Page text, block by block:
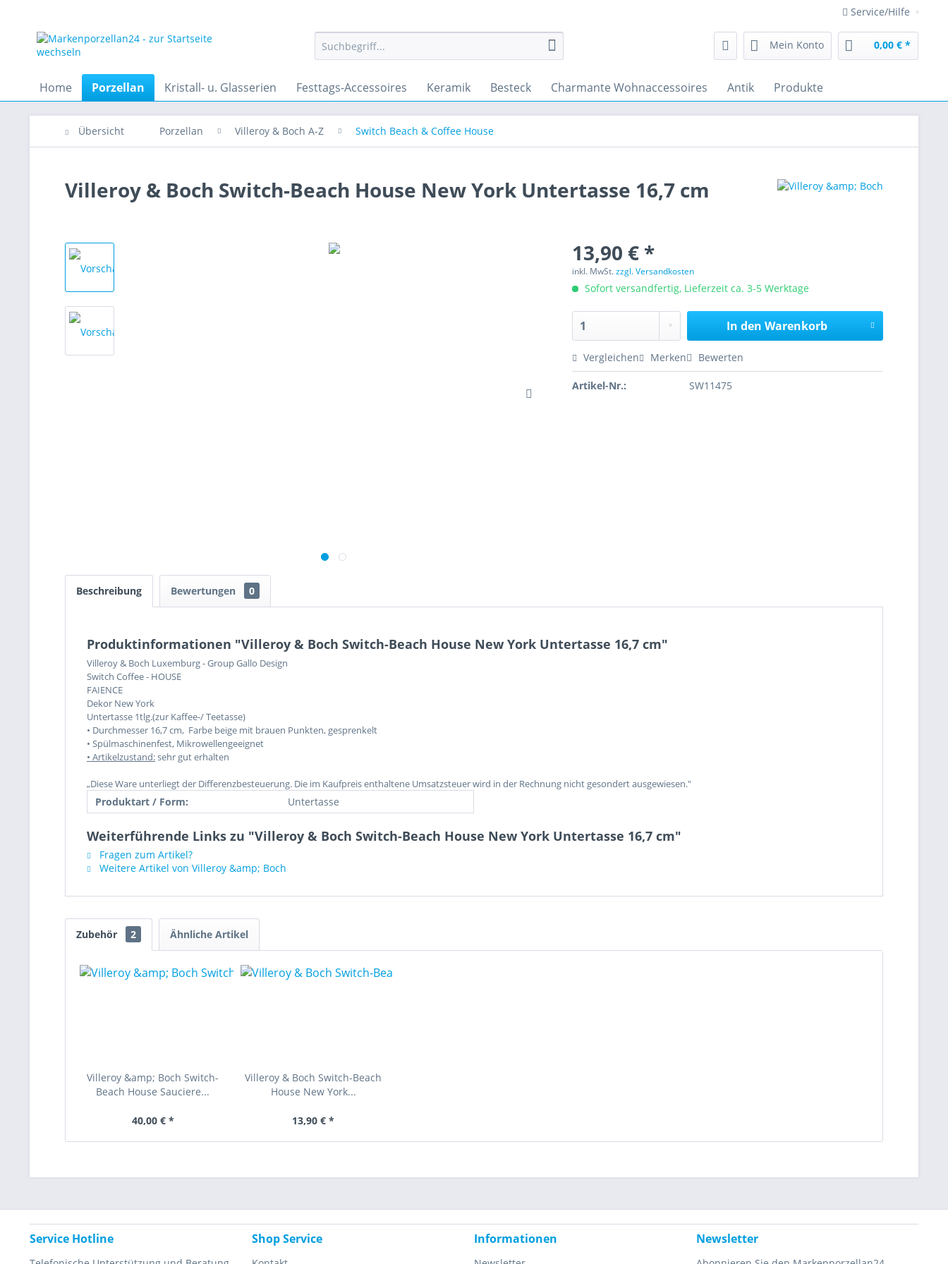
Service/Hilfe
Mein Konto 0,00 € *
Home Porzellan Kristall- u. Glasserien Festtags-Accessoires Keramik Besteck Charmante Wohnaccessoires Antik Produkte
Übersicht Porzellan Villeroy & Boch A-Z Switch Beach & Coffee House
Villeroy & Boch Switch-Beach House New York Untertasse 16,7 cm
13,90 € *
inkl. MwSt.zzgl. Versandkosten
Sofort versandfertig, Lieferzeit ca. 3-5 Werktage
In den Warenkorb
Vergleichen Merken Bewerten
Artikel-Nr.: SW11475
Beschreibung Bewertungen 0
Produktinformationen "Villeroy & Boch Switch-Beach House New York Untertasse 16,7 cm"
Villeroy & Boch Luxemburg - Group Gallo Design
Switch Coffee - HOUSE
FAIENCE
Dekor New York
Untertasse 1tlg.(zur Kaffee-/ Teetasse)
• Durchmesser 16,7 cm, Farbe beige mit brauen Punkten, gesprenkelt
• Spülmaschinenfest, Mikrowellengeeignet
• Artikelzustand:sehr gut erhalten
„Diese Ware unterliegt der Differenzbesteuerung. Die im Kaufpreis enthaltene Umsatzsteuer wird in der Rechnung nicht gesondert ausgewiesen."
Produktart / Form: Untertasse
Weiterführende Links zu "Villeroy & Boch Switch-Beach House New York Untertasse 16,7 cm"
Fragen zum Artikel?
Weitere Artikel von Villeroy &amp; Boch
Zubehör 2 Ähnliche Artikel
Villeroy &amp; Boch Switch-
Beach House Sauciere...
40,00 € *
Villeroy & Boch Switch-Beach
House New York...
13,90 € *
Service Hotline Shop Service Informationen Newsletter